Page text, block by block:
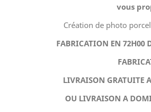
vous
Création de photo
FABRICATION EN 72H00
LIVRAISON GRATUITE
OU LIVRAISON A